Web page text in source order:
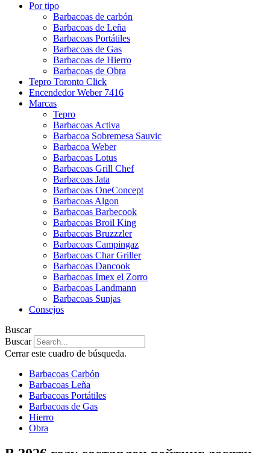
Por tipo
Barbacoas de carbón
Barbacoas de Leña
Barbacoas Portátiles
Barbacoas de Gas
Barbacoas de Hierro
Barbacoas de Obra
Tepro Toronto Click
Encendedor Weber 7416
Marcas
Tepro
Barbacoas Activa
Barbacoa Sobremesa Sauvic
Barbacoa Weber
Barbacoas Lotus
Barbacoas Grill Chef
Barbacoas Jata
Barbacoas OneConcept
Barbacoas Algon
Barbacoas Barbecook
Barbacoas Broil King
Barbacoas Bruzzzler
Barbacoas Campingaz
Barbacoas Char Griller
Barbacoas Dancook
Barbacoas Imex el Zorro
Barbacoas Landmann
Barbacoas Sunjas
Consejos
Buscar
Buscar
Cerrar este cuadro de búsqueda.
Barbacoas Carbón
Barbacoas Leña
Barbacoas Portátiles
Barbacoas de Gas
Hierro
Obra